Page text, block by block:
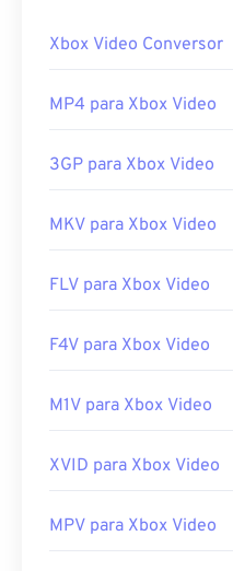
DVR-MS pode ser
Microsoft recomenda
MS incluemo VLC
Cyberlink PowerProducer
Lançamento inicial:
Xbox Video Conversor
MP4 para Xbox Video
3GP para Xbox Video
MKV para Xbox Video
FLV para Xbox Video
F4V para Xbox Video
M1V para Xbox Video
XVID para Xbox Video
MPV para Xbox Video